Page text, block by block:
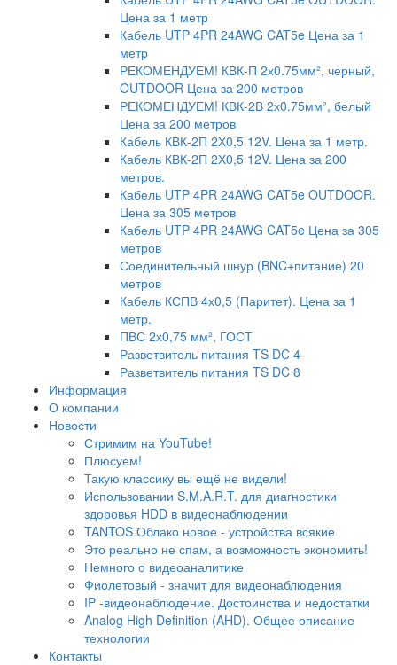
Цена за 1 метр
Кабель UTP 4PR 24AWG CAT5e Цена за 1
метр
РЕКОМЕНДУЕМ! КВК-П 2х0.75мм², черный,
OUTDOOR Цена за 200 метров
РЕКОМЕНДУЕМ! КВК-2В 2х0.75мм², белый
Цена за 200 метров
Кабель КВК-2П 2Х0,5 12V. Цена за 1 метр.
Кабель КВК-2П 2Х0,5 12V. Цена за 200
метров.
Кабель UTP 4PR 24AWG CAT5e OUTDOOR.
Цена за 305 метров
Кабель UTP 4PR 24AWG CAT5e Цена за 305
метров
Соединительный шнур (BNC+питание) 20
метров
Кабель КСПВ 4х0,5 (Паритет). Цена за 1
метр.
ПВС 2х0,75 мм², ГОСТ
Разветвитель питания TS DC 4
Разветвитель питания TS DC 8
Информация
О компании
Новости
Стримим на YouTube!
Плюсуем!
Такую классику вы ещё не видели!
Использовании S.M.A.R.T. для диагностики
здоровья HDD в видеонаблюдении
TANTOS Облако новое - устройства всякие
Это реально не спам, а возможность экономить!
Немного о видеоаналитике
Фиолетовый - значит для видеонаблюдения
IP -видеонаблюдение. Достоинства и недостатки
Analog High Definition (AHD). Общее описание
технологии
Контакты